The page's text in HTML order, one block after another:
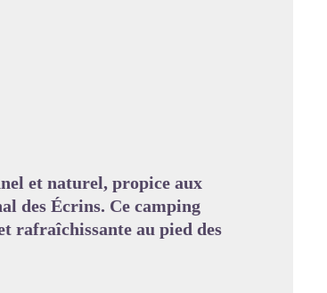
et naturel, propice aux
des Écrins. Ce camping
rafraîchissante au pied des